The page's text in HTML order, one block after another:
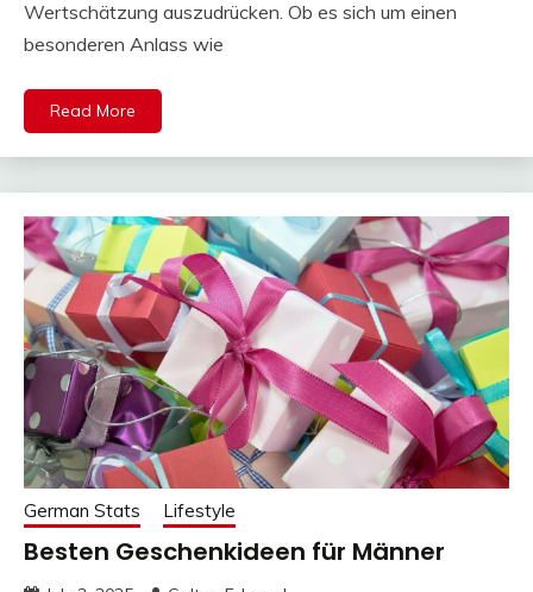
Wertschätzung auszudrücken. Ob es sich um einen
besonderen Anlass wie
Read More
German Stats Lifestyle
Besten Geschenkideen für Männer